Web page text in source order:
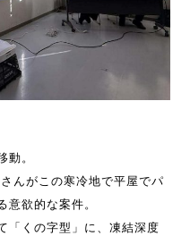
動。
んがこの寒冷地で平屋でパ
意欲的な案件。
「くの字型」に、凍結深度